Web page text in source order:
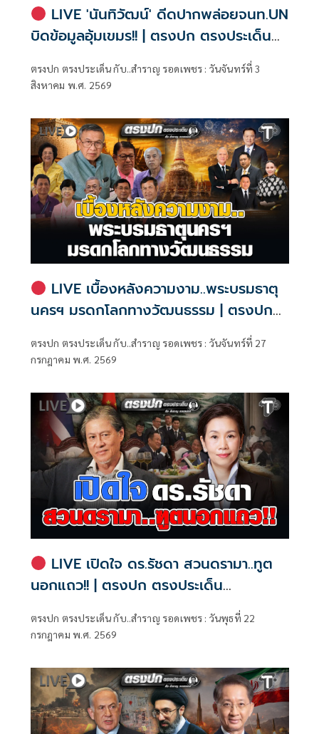
LIVE 'นันทิวัฒน์' ดีดปากพล่อยจนท.UN
บิดข้อมูลอุ้มเขมร!! | ตรงปก ตรงประเด็น
กับ..สำราญ รอดเพชร
ตรงปก ตรงประเด็น กับ..สำราญ รอดเพชร : วันจันทร์ที่ 3
สิงหาคม พ.ศ. 2569
LIVE เบื้องหลังความงาม..พระบรมธาตุ
นครฯ มรดกโลกทางวัฒนธรรม | ตรงปก
ตรงประเด็น กับ..สำราญ รอดเพชร
ตรงปก ตรงประเด็น กับ..สำราญ รอดเพชร : วันจันทร์ที่ 27
กรกฎาคม พ.ศ. 2569
LIVE เปิดใจ ดร.รัชดา สวนดรามา..ทูต
นอกแถว!! | ตรงปก ตรงประเด็น
ตรงปก ตรงประเด็น กับ..สำราญ รอดเพชร : วันพุธที่ 22
กรกฎาคม พ.ศ. 2569